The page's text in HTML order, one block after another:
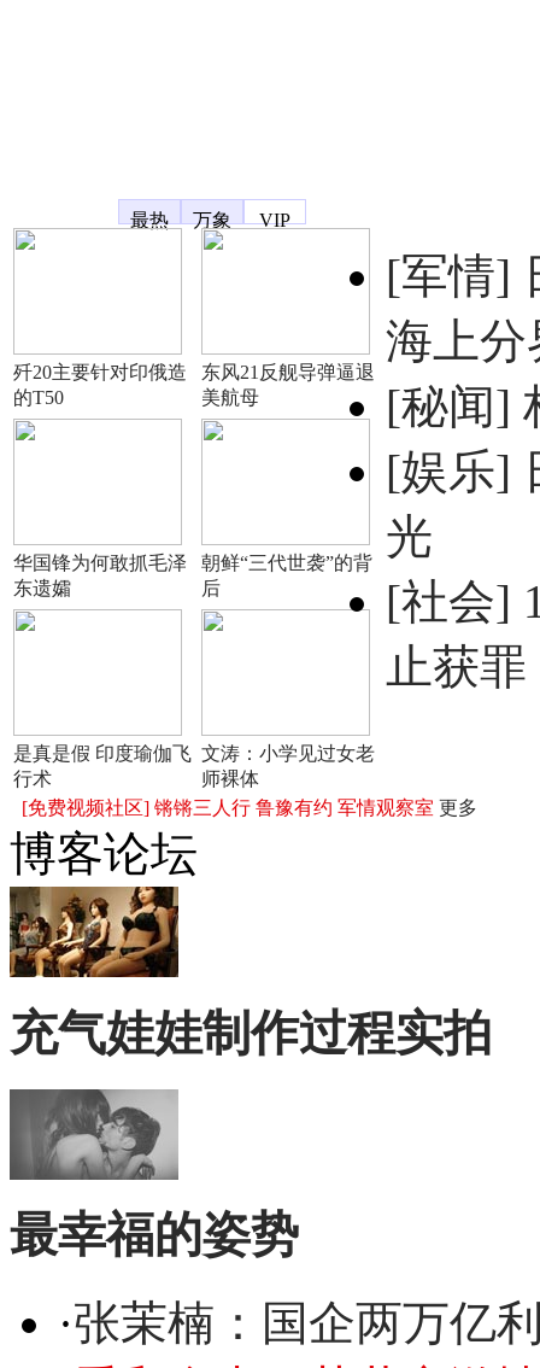
最热
万象 VIP
歼20主要针对印俄造
的T50
东风21反舰导弹逼退
美航母
华国锋为何敢抓毛泽
东遗孀
朝鲜“三代世袭”的背
后
是真是假 印度瑜伽飞
行术
文涛：小学见过女老
师裸体
[军情]
海上分
[秘闻]
[娱乐]
光
[社会]
止获罪
[免费视频社区] 锵锵三人行 鲁豫有约 军情观察室 更多
博客论坛
充气娃娃制作过程实拍
最幸福的姿势
·张茉楠：国企两万亿